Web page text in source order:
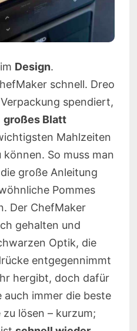
Design.
schnell. Dreo
spendiert,
großes Blatt
Mahlzeiten
So muss man
große Anleitung
Pommes
Der ChefMaker
gehalten und
Optik, die
entgegennimmt
hergibt, doch dafür
auch immer die beste
lösen – kurzum;